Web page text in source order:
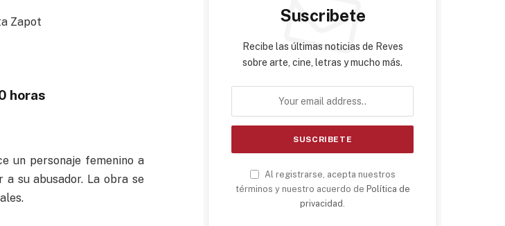
Zapot
horas
un personaje femenino a
su abusador. La obra se
Suscribete
Recibe las últimas noticias de Reves
sobre arte, cine, letras y mucho más.
Al registrarse, acepta nuestros
términos y nuestro acuerdo de Política de
privacidad